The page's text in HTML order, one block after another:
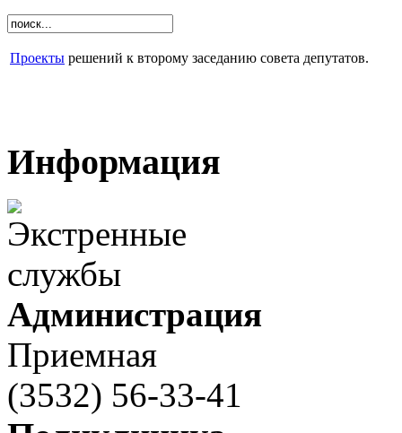
Проекты решений к второму заседанию совета депутатов.
Информация
Администрация
Приемная
(3532) 56-33-41